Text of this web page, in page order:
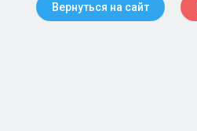
Вернуться на сайт